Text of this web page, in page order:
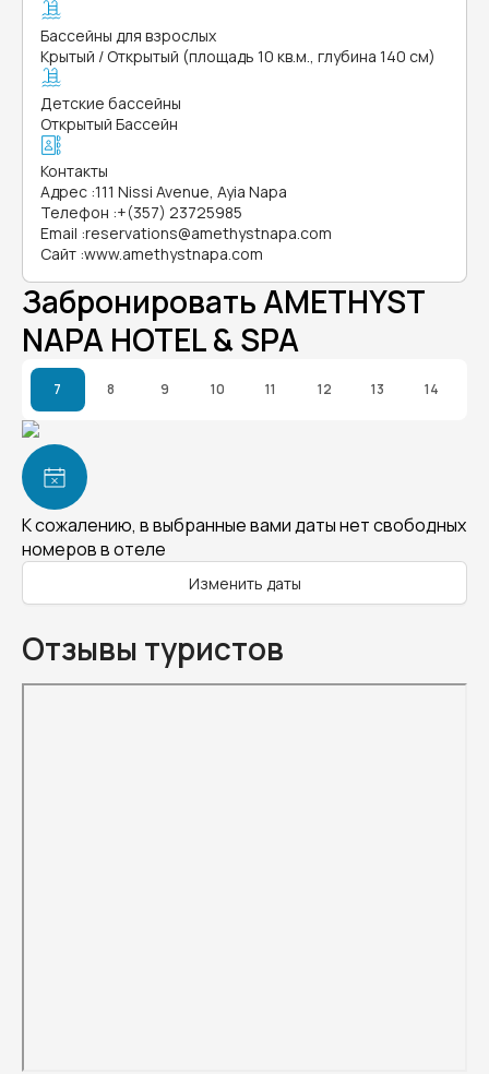
Бассейны для взрослых
Крытый / Открытый (площадь 10 кв.м., глубина 140 см)
Детские бассейны
Открытый Бассейн
Контакты
Адрес :111 Nissi Avenue, Ayia Napa
Телефон :+(357) 23725985
Email :reservations@amethystnapa.com
Сайт :www.amethystnapa.com
Забронировать AMETHYST
NAPA HOTEL & SPA
7 8 9 10 11 12 13 14
К сожалению, в выбранные вами даты нет свободных
номеров в отеле
Изменить даты
Отзывы туристов